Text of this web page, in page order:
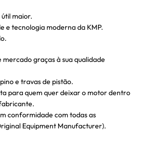
maior.
e tecnologia moderna da KMP.
mercado graças à sua qualidade
e travas de pistão.
para quem quer deixar o motor dentro
conformidade com todas as
Equipment Manufacturer).